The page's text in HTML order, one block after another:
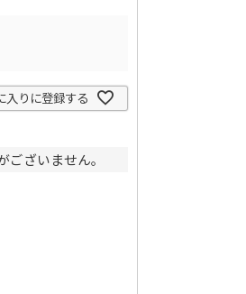
入りに登録する
ざいません。